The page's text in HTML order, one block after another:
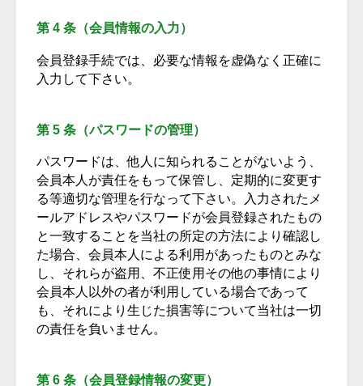
第 4 条（会員情報の入力）
会員登録手続では、必要な情報を虚偽なく正確に
入力して下さい。
第 5 条（パスワードの管理）
パスワードは、他人に知られることがないよう、
会員本人が責任をもって保管し、定期的に変更す
る等適切な管理を行なって下さい。入力されたメ
ールアドレスやパスワードが会員登録されたもの
と一致することを当社の所定の方法により確認し
た場合、会員本人による利用があったものとみな
し、それらが盗用、不正使用その他の事情により
会員本人以外の者が利用している場合であって
も、それにより生じた損害等について当社は一切
の責任を負いません。
第 6 条（会員登録情報の変更）